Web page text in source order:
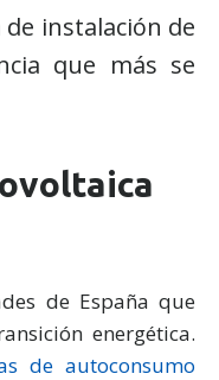
instalación de
que más se
de España que
energética.
de autoconsumo